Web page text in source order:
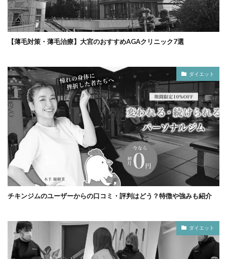
【薄毛対策・薄毛治療】大宮のおすすめAGAクリニック7選
ダイエット
チキンジムのユーザーからの口コミ・評判はどう？特徴や強みも紹介
ダイエット